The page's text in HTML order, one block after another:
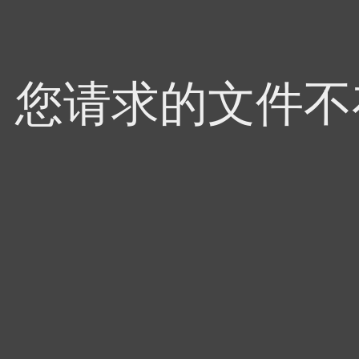
您请求的文件